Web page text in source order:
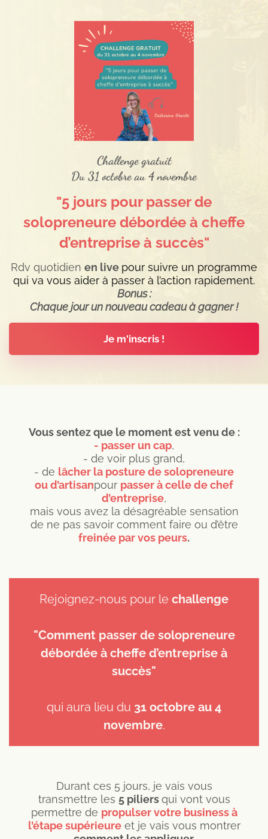
Challenge gratuit
Du 31 octobre au 4 novembre
"5 jours pour passer de
solopreneure débordée à cheffe
d’entreprise à succès"
Rdv quotidien en live pour suivre un programme
qui va vous aider à passer à l’action rapidement.
Bonus :
Chaque jour un nouveau cadeau à gagner !
Je m'inscris !
Vous sentez que le moment est venu de :
- passer un cap,
- de voir plus grand,
- de lâcher la posture de solopreneure
ou d’artisanpour passer à celle de chef
d’entreprise,
mais vous avez la désagréable sensation
de ne pas savoir comment faire ou d’être
freinée par vos peurs.
Rejoignez-nous pour le challenge
"Comment passer de solopreneure
débordée à cheffe d’entreprise à
succès"
qui aura lieu du 31 octobre au 4
novembre.
Durant ces 5 jours, je vais vous
transmettre les 5 piliersqui vont vous
permettre de propulser votre business à
l’étape supérieureet je vais vous montrer